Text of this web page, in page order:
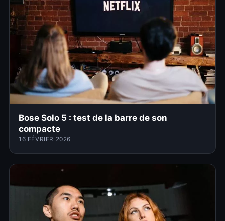
Bose Solo 5 : test de la barre de son
compacte
16 FÉVRIER 2026